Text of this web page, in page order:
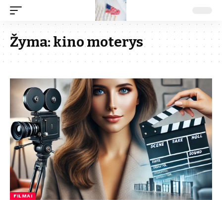
Žyma: kino moterys
FILMAI